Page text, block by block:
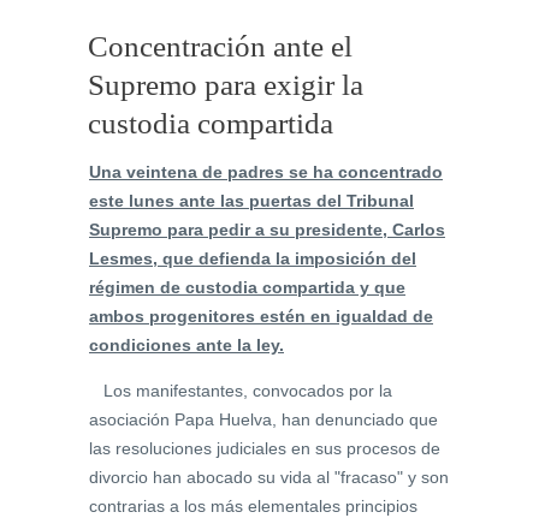
Concentración ante el
Supremo para exigir la
custodia compartida
Una veintena de padres se ha concentrado
este lunes ante las puertas del Tribunal
Supremo para pedir a su presidente, Carlos
Lesmes, que defienda la imposición del
régimen de custodia compartida y que
ambos progenitores estén en igualdad de
condiciones ante la ley.
Los manifestantes, convocados por la
asociación Papa Huelva, han denunciado que
las resoluciones judiciales en sus procesos de
divorcio han abocado su vida al "fracaso" y son
contrarias a los más elementales principios